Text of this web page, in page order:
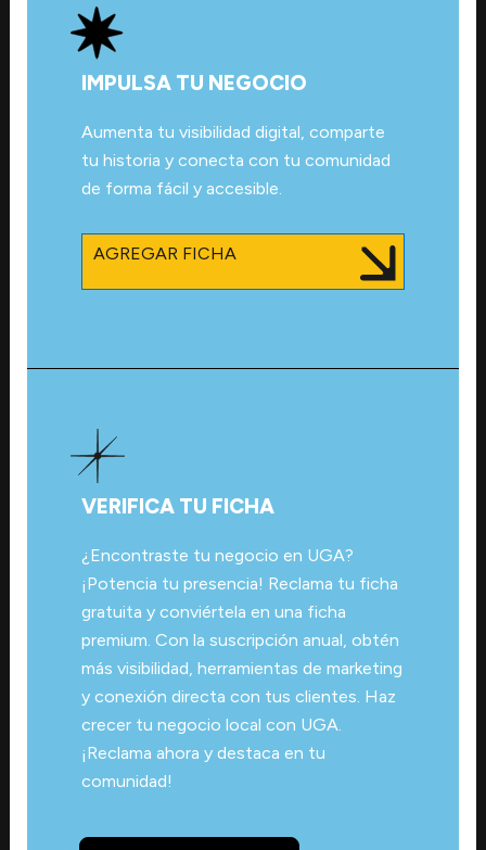
IMPULSA TU NEGOCIO
Aumenta tu visibilidad digital, comparte
tu historia y conecta con tu comunidad
de forma fácil y accesible.
AGREGAR FICHA
VERIFICA TU FICHA
¿Encontraste tu negocio en UGA?
¡Potencia tu presencia! Reclama tu ficha
gratuita y conviértela en una ficha
premium. Con la suscripción anual, obtén
más visibilidad, herramientas de marketing
y conexión directa con tus clientes. Haz
crecer tu negocio local con UGA.
¡Reclama ahora y destaca en tu
comunidad!